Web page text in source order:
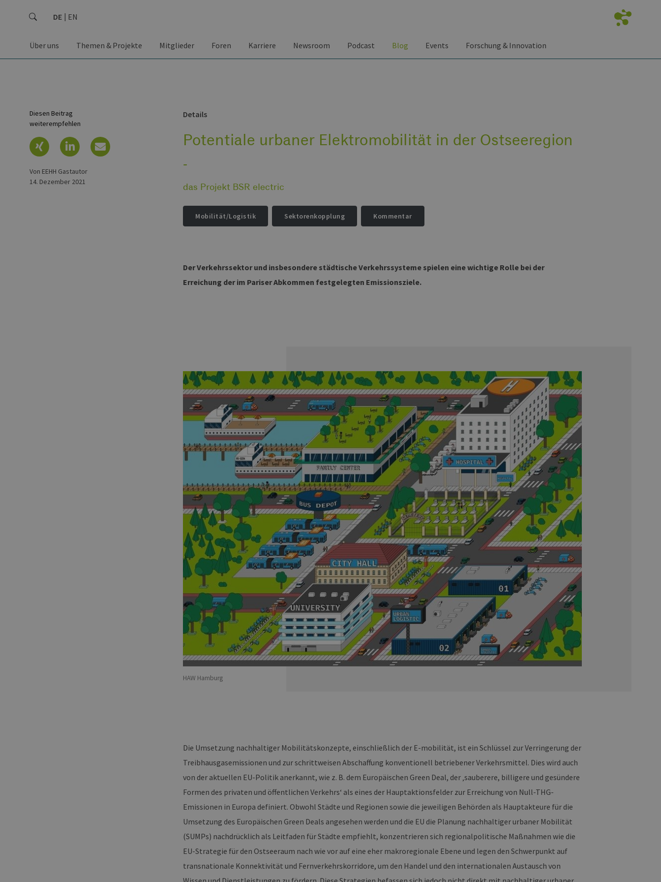
DE EN
Über uns Themen & Projekte Mitglieder Foren Karriere Newsroom Podcast Blog Events Forschung & Innovation
Details
Potentiale urbaner Elektromobilität in der Ostseeregion
-
das Projekt BSR electric
Mobilität/Logistik Sektorenkopplung Kommentar
Der Verkehrssektor und insbesondere städtische Verkehrssysteme spielen eine wichtige Rolle bei der
Erreichung der im Pariser Abkommen festgelegten Emissionsziele.
HAW Hamburg
Die Umsetzung nachhaltiger Mobilitätskonzepte, einschließlich der E-mobilität, ist ein Schlüssel zur Verringerung der
Treibhausgasemissionen und zur schrittweisen Abschaffung konventionell betriebener Verkehrsmittel. Dies wird auch
von der aktuellen EU-Politik anerkannt, wie z. B. dem Europäischen Green Deal, der ‚sauberere, billigere und gesündere
Formen des privaten und öffentlichen Verkehrs‘ als eines der Hauptaktionsfelder zur Erreichung von Null-THG-
Emissionen in Europa definiert. Obwohl Städte und Regionen sowie die jeweiligen Behörden als Hauptakteure für die
Umsetzung des Europäischen Green Deals angesehen werden und die EU die Planung nachhaltiger urbaner Mobilität
(SUMPs) nachdrücklich als Leitfaden für Städte empfiehlt, konzentrieren sich regionalpolitische Maßnahmen wie die
EU-Strategie für den Ostseeraum nach wie vor auf eine eher makroregionale Ebene und legen den Schwerpunkt auf
transnationale Konnektivität und Fernverkehrskorridore, um den Handel und den internationalen Austausch von
Diesen Beitrag
weiterempfehlen
von EEHH Gastautor
14. Dezember 2021